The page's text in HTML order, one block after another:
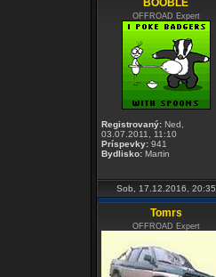
BOOBLE
OFFROAD Expert
Registrovaný: Ned,
03.07.2011, 11:10
Príspevky: 941
Bydlisko: Martin
Sob, 17.12.2016, 20:35
Tomrs
OFFROAD Expert